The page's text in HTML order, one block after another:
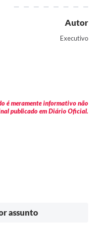
Autor
Executivo
é meramente informativo não
publicado em Diário Oficial.
assunto